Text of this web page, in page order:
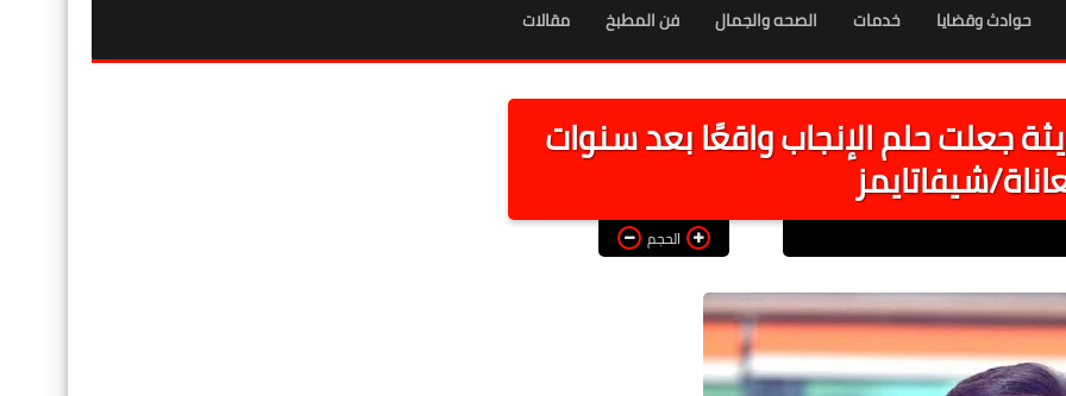
حوادث وقضايا خدمات الصحه والجمال فن المطبخ مقالات
جعلت حلم الإنجاب واقعًا بعد سنوات
شيفاتايمز
الحجم